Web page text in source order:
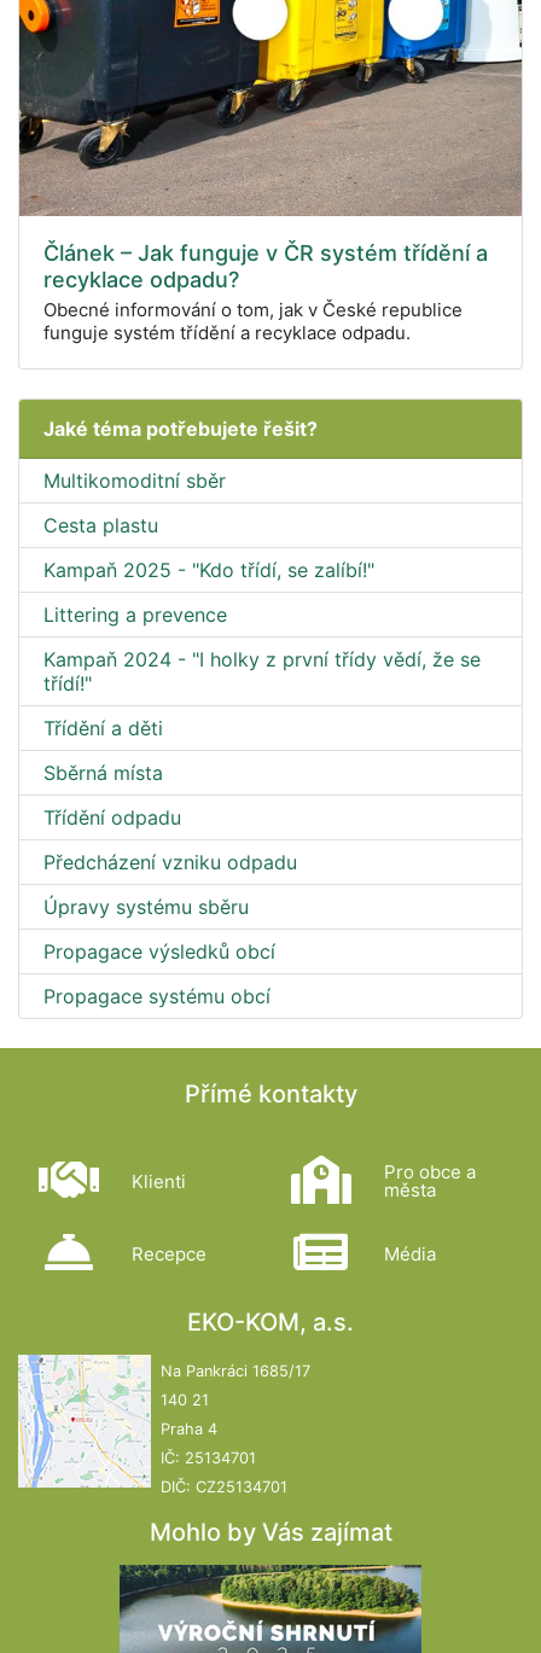
Článek – Jak funguje v ČR systém třídění a
recyklace odpadu?
Obecné informování o tom, jak v České republice
funguje systém třídění a recyklace odpadu.
Jaké téma potřebujete řešit?
Multikomoditní sběr
Cesta plastu
Kampaň 2025 - "Kdo třídí, se zalíbí!"
Littering a prevence
Kampaň 2024 - "I holky z první třídy vědí, že se
třídí!"
Třídění a děti
Sběrná místa
Třídění odpadu
Předcházení vzniku odpadu
Úpravy systému sběru
Propagace výsledků obcí
Propagace systému obcí
Přímé kontakty
Klienti Pro obce a
města
Recepce Média
EKO-KOM, a.s.
Na Pankráci 1685/17
140 21
Praha 4
IČ: 25134701
DIČ: CZ25134701
Mohlo by Vás zajímat